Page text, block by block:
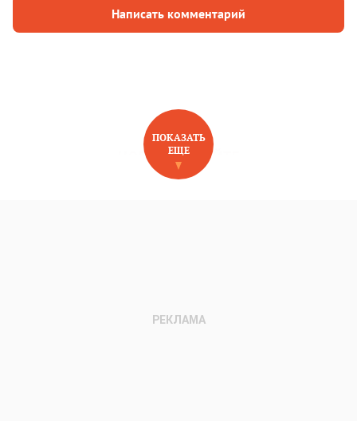
Написать комментарий
НОВОЕ НА САЙТЕ
ПОКАЗАТЬ
ЕЩЕ